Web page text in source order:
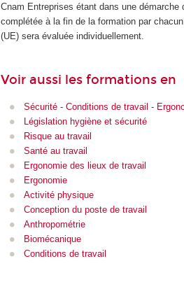
Cnam Entreprises étant dans une
complétée à la fin de la formation par
(UE) sera évaluée individuellement.
Voir aussi les formations en
Sécurité - Conditions de travail -
Législation hygiène et sécurité
Risque au travail
Santé au travail
Ergonomie des lieux de travail
Ergonomie
Activité physique
Conception du poste de travail
Anthropométrie
Biomécanique
Conditions de travail